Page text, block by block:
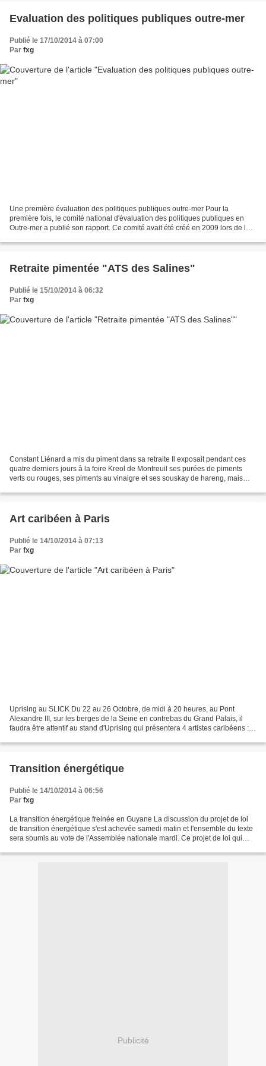
Evaluation des politiques publiques outre-mer
Publié le 17/10/2014 à 07:00
Par fxg
Une première évaluation des politiques publiques outre-mer Pour la
première fois, le comité national d'évaluation des politiques publiques en
Outre-mer a publié son rapport. Ce comité avait été créé en 2009 lors de la
Retraite pimentée "ATS des Salines"
Publié le 15/10/2014 à 06:32
Par fxg
Constant Liénard a mis du piment dans sa retraite Il exposait pendant ces
quatre derniers jours à la foire Kreol de Montreuil ses purées de piments
verts ou rouges, ses piments au vinaigre et ses souskay de hareng, mais
Art caribéen à Paris
Publié le 14/10/2014 à 07:13
Par fxg
Uprising au SLICK Du 22 au 26 Octobre, de midi à 20 heures, au Pont
Alexandre III, sur les berges de la Seine en contrebas du Grand Palais, il
faudra être attentif au stand d'Uprising qui présentera 4 artistes caribéens :
Transition énergétique
Publié le 14/10/2014 à 06:56
Par fxg
La transition énergétique freinée en Guyane La discussion du projet de loi
de transition énergétique s'est achevée samedi matin et l'ensemble du texte
sera soumis au vote de l'Assemblée nationale mardi. Ce projet de loi qui
Publicité